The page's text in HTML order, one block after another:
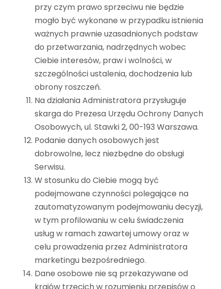
przy czym prawo sprzeciwu nie będzie
mogło być wykonane w przypadku istnienia
ważnych prawnie uzasadnionych podstaw
do przetwarzania, nadrzędnych wobec
Ciebie interesów, praw i wolności, w
szczególności ustalenia, dochodzenia lub
obrony roszczeń.
Na działania Administratora przysługuje
skarga do Prezesa Urzędu Ochrony Danych
Osobowych, ul. Stawki 2, 00-193 Warszawa.
Podanie danych osobowych jest
dobrowolne, lecz niezbędne do obsługi
Serwisu.
W stosunku do Ciebie mogą być
podejmowane czynności polegające na
zautomatyzowanym podejmowaniu decyzji,
w tym profilowaniu w celu świadczenia
usług w ramach zawartej umowy oraz w
celu prowadzenia przez Administratora
marketingu bezpośredniego.
Dane osobowe nie są przekazywane od